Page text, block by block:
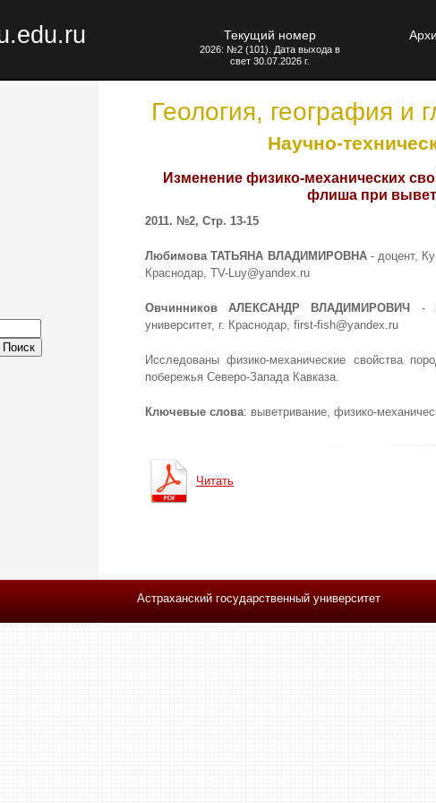
Текущий номер
2026: №2 (101). Дата выхода в
свет 30.07.2026 г.
Поиск
Геология, география и
Научно-
Изменение физико-механических
флиша при
2011. №2, Стр. 13-15
Любимова ТАТЬЯНА ВЛАДИМИРОВНА- доцент,
Краснодар, TV-Luy@yandex.ru
Овчинников АЛЕКСАНДР ВЛАДИМИРОВИЧ
-
университет, г. Краснодар, first-fish@yandex.ru
Исследованы физико-механические свойства
побережья Северо-Запада Кавказа.
Ключевые слова: выветривание, физико-
Читать
Астраханский государственный университет